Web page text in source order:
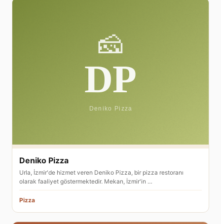
Deniko Pizza
Urla, İzmir'de hizmet veren Deniko Pizza, bir pizza restoranı
olarak faaliyet göstermektedir. Mekan, İzmir'in …
Pizza